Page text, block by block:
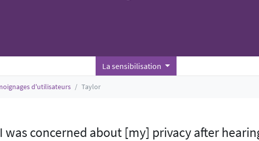
La sensibilisation
d'utilisateurs Taylor
I was concerned about [my] privacy after